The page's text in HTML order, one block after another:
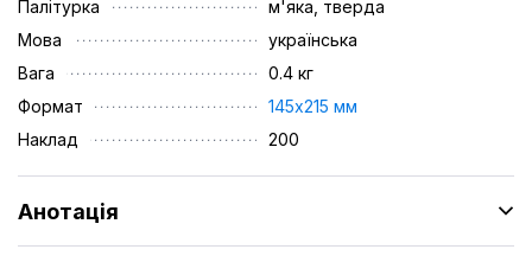
Палітурка
м'яка, тверда
Мова
українська
Вага
0.4 кг
Формат
145х215 мм
Наклад
200
Анотація